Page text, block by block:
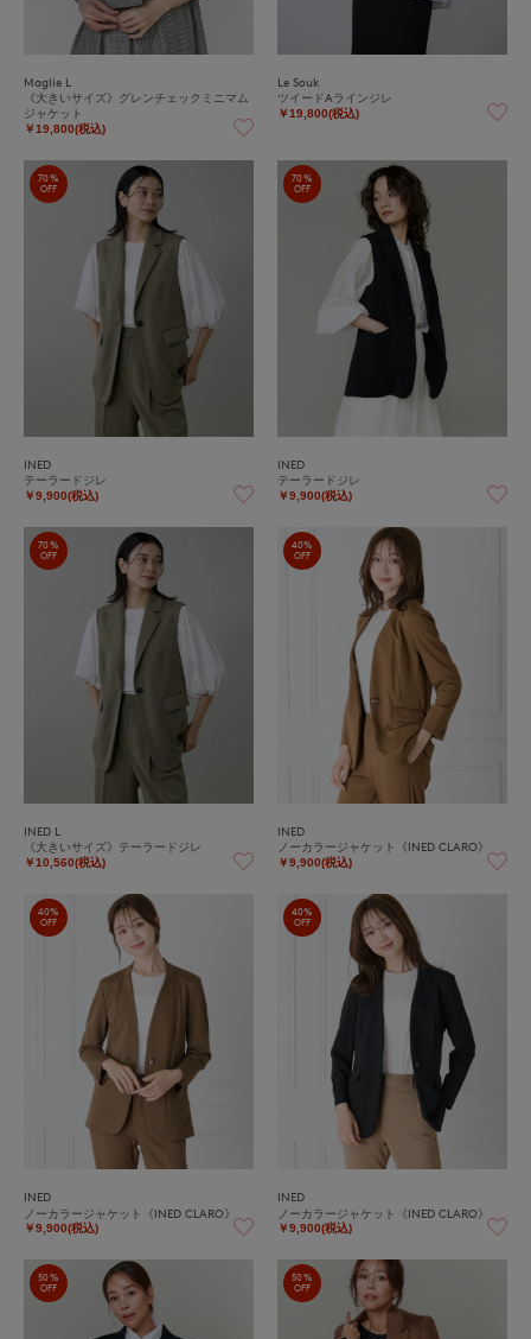
Maglie L
《大きいサイズ》グレンチェックミニマム
ジャケット
￥19,800(税込)
Le Souk
ツイードAラインジレ
￥19,800(税込)
70%
OFF
INED
テーラードジレ
￥9,900(税込)
70%
OFF
INED
テーラードジレ
￥9,900(税込)
70%
OFF
INED L
《大きいサイズ》テーラードジレ
￥10,560(税込)
40%
OFF
INED
ノーカラージャケット《INED CLARO》
￥9,900(税込)
40%
OFF
INED
ノーカラージャケット《INED CLARO》
￥9,900(税込)
40%
OFF
INED
ノーカラージャケット《INED CLARO》
￥9,900(税込)
50%
OFF
50%
OFF